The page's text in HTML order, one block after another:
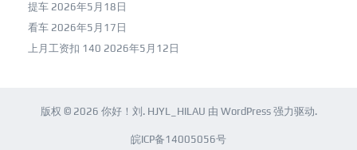
提车 2026年5月18日
看车 2026年5月17日
上月工资扣 140 2026年5月12日
版权 © 2026 你好！刘 . HJYL_HILAU 由 WordPress强力驱动.
皖ICP备14005056号